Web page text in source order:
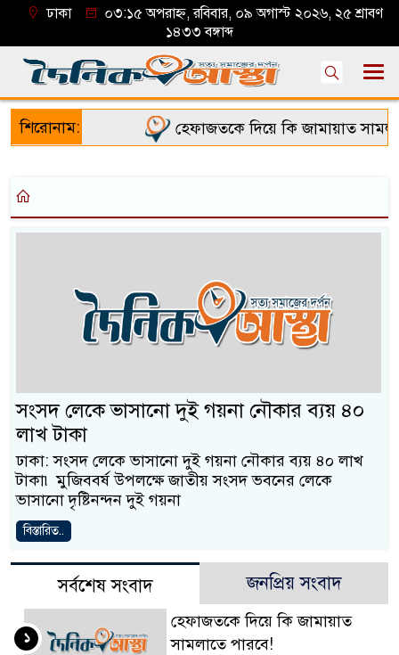
ঢাকা
০৩:১৫ অপরাহ্ন, রবিবার, ০৯ অগাস্ট ২০২৬, ২৫ শ্রাবণ
১৪৩৩ বঙ্গাব্দ
শিরোনাম: হেফাজতকে দিয়ে কি জামায়াত
সংসদ লেকে ভাসানো দুই গয়না নৌকার ব্যয় ৪০
লাখ টাকা
ঢাকা: সংসদ লেকে ভাসানো দুই গয়না নৌকার ব্যয় ৪০ লাখ
টাকা৷ মুজিববর্ষ উপলক্ষে জাতীয় সংসদ ভবনের লেকে
ভাসানো দৃষ্টিনন্দন দুই গয়না
বিস্তারিত..
সর্বশেষ সংবাদ জনপ্রিয় সংবাদ
হেফাজতকে দিয়ে কি জামায়াত
সামলাতে পারবে!
১